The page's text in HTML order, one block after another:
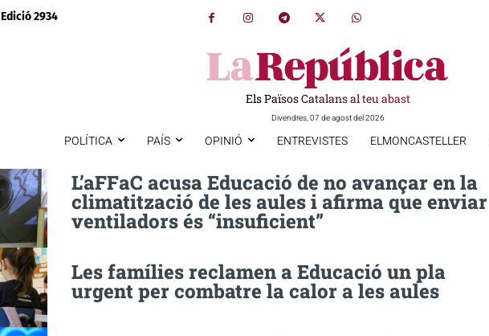
Edició 2934
Els Països Catalans al teu abast
Divendres, 07 de agost del 2026
POLÍTICA PAÍS OPINIÓ ENTREVISTES ELMONCASTELLER
L’aFFaC acusa Educació de no avançar en la
climatització de les aules i afirma que enviar
ventiladors és “insuficient”
Les famílies reclamen a Educació un pla
urgent per combatre la calor a les aules